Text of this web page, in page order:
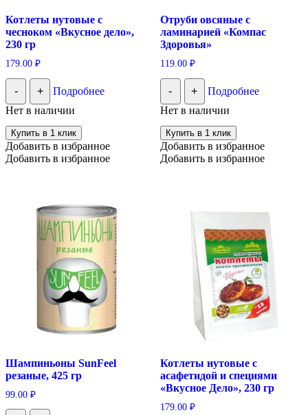
Котлеты нутовые с
чесноком «Вкусное дело»,
230 гр
179.00 ₽
- +
Подробнее
Нет в наличии
Купить в 1 клик
Добавить в избранное
Добавить в избранное
Отруби овсяные с
ламинарией «Компас
Здоровья»
119.00 ₽
- +
Подробнее
Нет в наличии
Купить в 1 клик
Добавить в избранное
Добавить в избранное
Шампиньоны SunFeel
резаные, 425 гр
99.00 ₽
Котлеты нутовые с
асафетидой и специями
«Вкусное Дело», 230 гр
179.00 ₽